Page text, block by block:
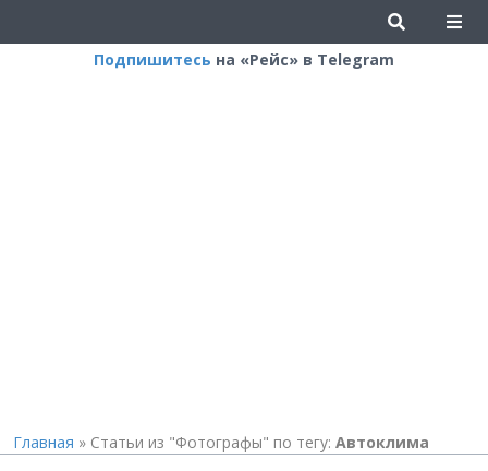
Подпишитесь на «Рейс» в Telegram
Главная » Статьи из "Фотографы" по тегу: Автоклима